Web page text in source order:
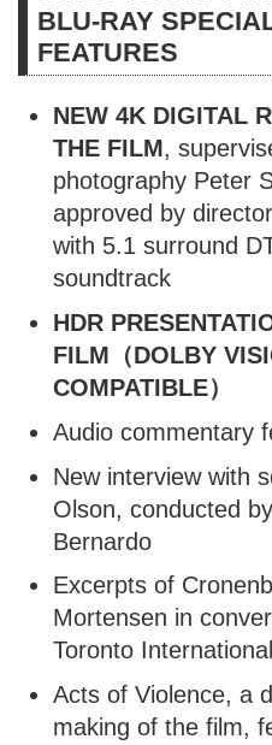
BLU-RAY
FEATURES
NEW 4K DIGITAL
THE FILM,
photography Peter
approved by
with 5.1 surround
soundtrack
HDR
FILM（DOLBY
COMPATIBLE）
Audio commentary
New interview with
Olson, conducted
Bernardo
Excerpts of
Mortensen in
Toronto
Acts of Violence, a
making of the film,